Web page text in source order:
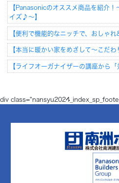
【Panasonicのオススメ商品を紹介
イズ♪～】
【便利で機能的なニッチで、おしゃ
【本当に暖かい家をめざして～こだわ
【ライフオーガナイザーの講座から
div